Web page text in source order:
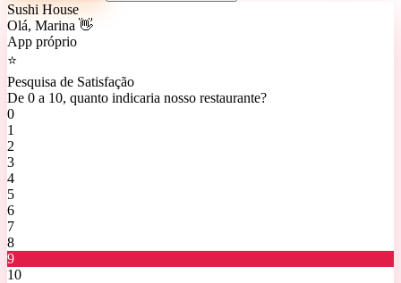
Sushi House
Olá, Marina 👋
App próprio
⭐
Pesquisa de Satisfação
De 0 a 10, quanto indicaria nosso restaurante?
0
1
2
3
4
5
6
7
8
9
10